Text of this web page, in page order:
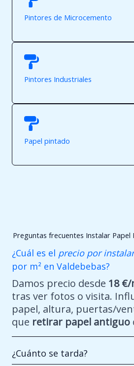
Pintores de Microcemento
Pintores Industriales
Papel pintado
Preguntas frecuentes Instalar Papel
¿Cuál es el precio por
por m² en Valdebebas?
Damos precio desde 18 €/
tras ver fotos o visita.
papel, altura, puertas/
que retirar papel antiguo
¿Cuánto se tarda?